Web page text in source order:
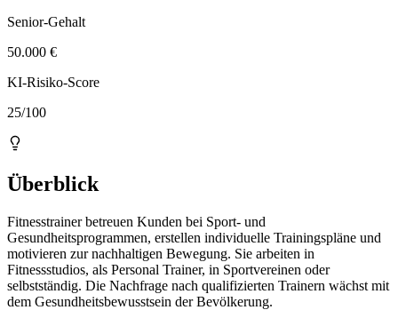
Senior-Gehalt
50.000 €
KI-Risiko-Score
25/100
Überblick
Fitnesstrainer betreuen Kunden bei Sport- und
Gesundheitsprogrammen, erstellen individuelle Trainingspläne und
motivieren zur nachhaltigen Bewegung. Sie arbeiten in
Fitnessstudios, als Personal Trainer, in Sportvereinen oder
selbstständig. Die Nachfrage nach qualifizierten Trainern wächst mit
dem Gesundheitsbewusstsein der Bevölkerung.